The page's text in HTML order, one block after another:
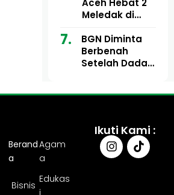
Tahun 2024,
Pengembalian
Sepenuhnya
Tuntas
Aceh Hebat 2
Meledak di
Ulee Lheue, 14
Orang Derita
Luka Bakar
BGN Diminta
Berbenah
Setelah Dadan
Berand
a
Agam
a
Bisnis
Edukas
i
Ikuti Kami :